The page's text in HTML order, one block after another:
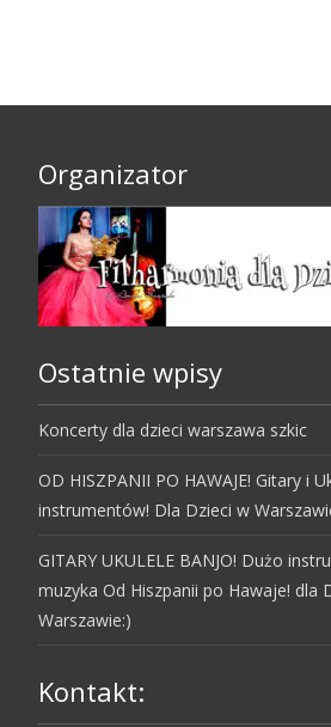
Organizator
Ostatnie wpisy
Koncerty dla dzieci warszawa szkic
OD HISZPANII PO HAWAJE! Gitary i
instrumentów! Dla Dzieci w
GITARY UKULELE BANJO! Dużo
muzyka Od Hiszpanii po Hawaje! dla
Warszawie:)
Kontakt: